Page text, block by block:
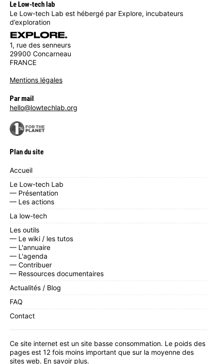
Le Low-tech lab
Le Low-tech Lab est hébergé par Explore, incubateurs
d’exploration
1, rue des senneurs
29900 Concarneau
FRANCE
Mentions légales
Par mail
hello@lowtechlab.org
Plan du site
Accueil
Le Low-tech Lab
— Présentation
— Les actions
La low-tech
Les outils
— Le wiki / les tutos
— L'annuaire
— L'agenda
— Contribuer
— Ressources documentaires
Actualités / Blog
FAQ
Contact
Ce site internet est un site basse consommation. Le poids des
pages est 12 fois moins important que sur la moyenne des
sites web. En savoir plus.